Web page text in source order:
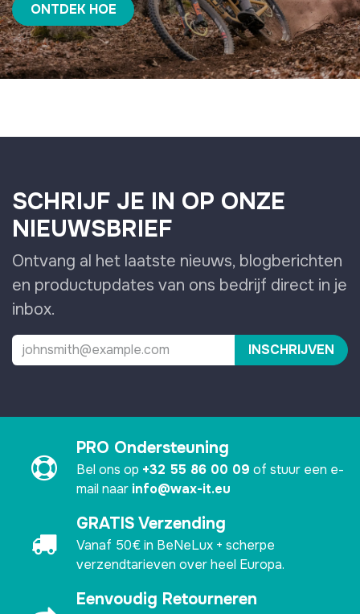
ONTDEK HOE
SCHRIJF JE IN OP ONZE
NIEUWSBRIEF
Ontvang al het laatste nieuws, blogberichten
en productupdates van ons bedrijf direct in je
inbox.
INSCHRIJVEN
PRO Ondersteuning
Bel ons op +32 55 86 00 09 of stuur een e-
mail naar info@wax-it.eu
GRATIS Verzending
Vanaf 50€ in BeNeLux + scherpe
verzendtarieven over heel Europa.
Eenvoudig Retourneren